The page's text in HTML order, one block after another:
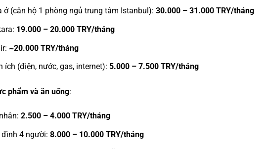
ở (căn hộ 1 phòng ngủ trung tâm Istanbul): 30.000 – 31.000 TRY/tháng
19.000 – 20.000 TRY/tháng
~20.000 TRY/tháng
ích (điện, nước, gas, internet): 5.000 – 7.500 TRY/tháng
phẩm và ăn uống:
2.500 – 4.000 TRY/tháng
đình 4 người: 8.000 – 10.000 TRY/tháng